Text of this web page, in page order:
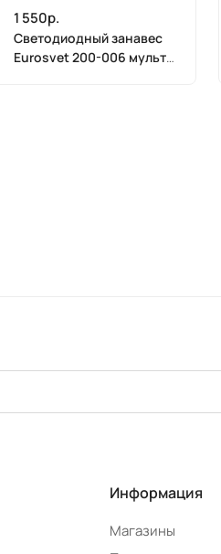
1 550р.
Светодиодный занавес
Eurosvet 200-006 мульти
Информация
Магазины